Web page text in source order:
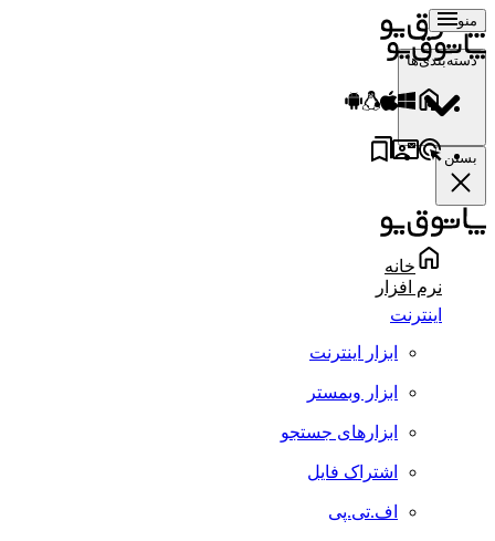
منو
دسته‌بندی‌ها
بستن
خانه
نرم افزار
اینترنت
ابزار اینترنت
ابزار وبمستر
ابزارهای جستجو
اشتراک فایل
اف.تی.پی